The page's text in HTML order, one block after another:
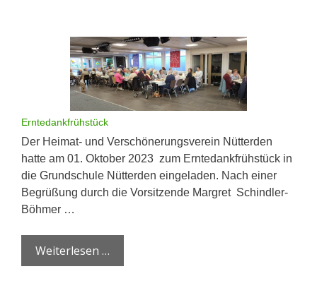
Erntedankfrühstück
Der Heimat- und Verschönerungsverein Nütterden
hatte am 01. Oktober 2023 zum Erntedankfrühstück in
die Grundschule Nütterden eingeladen. Nach einer
Begrüßung durch die Vorsitzende Margret Schindler-
Böhmer …
Weiterlesen …